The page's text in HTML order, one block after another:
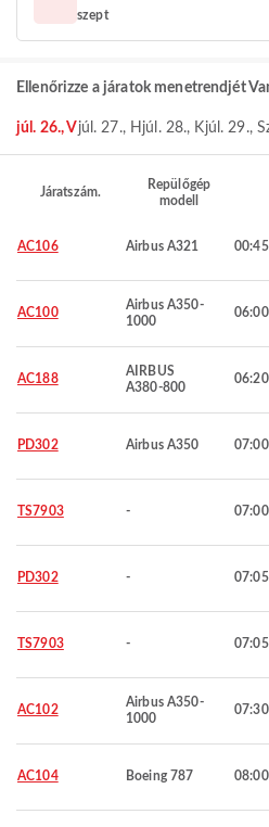
szept
Ellenőrizze a járatok menetrendjét
júl. 26., V júl. 27., H júl. 28., Kjúl. 29.,
Járatszám.
Repülőgép
modell
AC106 Airbus A321 00:45
AC100
Airbus A350-
1000
06:00
AC188
AIRBUS
A380-800
06:20
PD302 Airbus A350 07:00
TS7903 - 07:00
PD302 - 07:05
TS7903 - 07:05
AC102
Airbus A350-
1000
07:30
AC104 Boeing 787 08:00